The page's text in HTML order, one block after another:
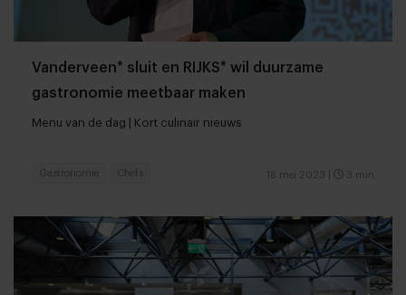
Vanderveen* sluit en RIJKS* wil duurzame
gastronomie meetbaar maken
Menu van de dag | Kort culinair nieuws
18 mei 2023 3 min
Gastronomie Chefs